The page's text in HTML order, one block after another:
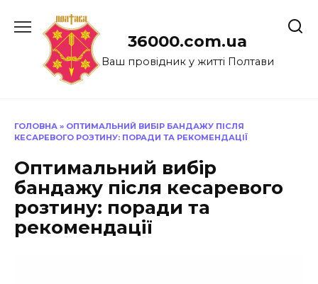
до
36000.com.ua
Ваш провідник у житті Полтави
ГОЛОВНА » ОПТИМАЛЬНИЙ ВИБІР БАНДАЖУ ПІСЛЯ
КЕСАРЕВОГО РОЗТИНУ: ПОРАДИ ТА РЕКОМЕНДАЦІЇ
Оптимальний вибір
бандажу після кесаревого
розтину: поради та
рекомендації